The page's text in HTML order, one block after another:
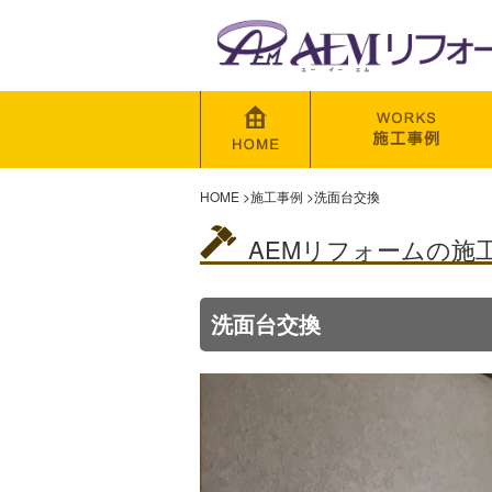
HOME >施工事例 >洗面台交換
AEMリフォームの施
洗面台交換